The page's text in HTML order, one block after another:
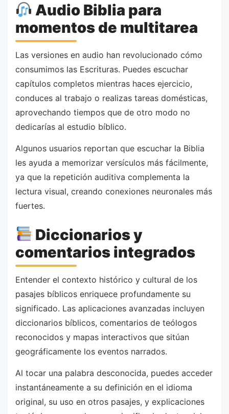
Audio Biblia para
momentos de multitarea
Las versiones en audio han revolucionado cómo
consumimos las Escrituras. Puedes escuchar
capítulos completos mientras haces ejercicio,
conduces al trabajo o realizas tareas domésticas,
aprovechando tiempos que de otro modo no
dedicarías al estudio bíblico.
Algunos usuarios reportan que escuchar la Biblia
les ayuda a memorizar versículos más fácilmente,
ya que la repetición auditiva complementa la
lectura visual, creando conexiones neuronales más
fuertes.
Diccionarios y
comentarios integrados
Entender el contexto histórico y cultural de los
pasajes bíblicos enriquece profundamente su
significado. Las aplicaciones avanzadas incluyen
diccionarios bíblicos, comentarios de teólogos
reconocidos y mapas interactivos que sitúan
geográficamente los eventos narrados.
Al tocar una palabra desconocida, puedes acceder
instantáneamente a su definición en el idioma
original, su uso en otros pasajes, y explicaciones